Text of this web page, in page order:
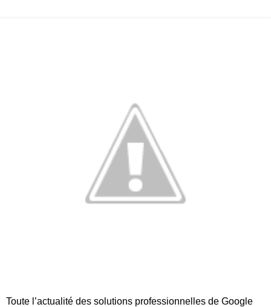
Toute l’actualité des solutions professionnelles de Google